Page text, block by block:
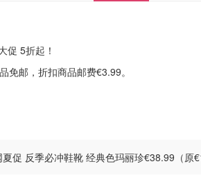
促 5折起！
免邮，折扣商品邮费€3.99。
夏促 反季必冲鞋靴 经典色玛丽珍€38.99（原